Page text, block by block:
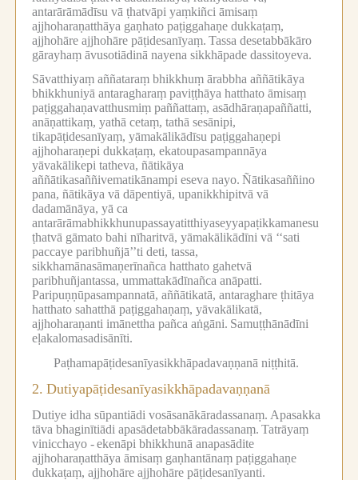
antarārāmādīsu vā ṭhatvāpi yaṃkiñci āmisaṃ
ajjhoharaṇatthāya gaṇhato paṭiggahaṇe dukkaṭaṃ,
ajjhohāre ajjhohāre pāṭidesanīyaṃ. Tassa desetabbākāro
gārayhaṃ āvusotiādinā nayena sikkhāpade dassitoyeva.
Sāvatthiyaṃ aññataraṃ bhikkhuṃ ārabbha aññātikāya
bhikkhuniyā antaragharaṃ paviṭṭhāya hatthato āmisaṃ
paṭiggahaṇavatthusmiṃ paññattaṃ, asādhāraṇapaññatti,
anāṇattikaṃ, yathā cetaṃ, tathā sesānipi,
tikapāṭidesanīyaṃ, yāmakālikādīsu paṭiggahaṇepi
ajjhoharaṇepi dukkaṭaṃ, ekatoupasampannāya
yāvakālikepi tatheva, ñātikāya
aññātikasaññivematikānampi eseva nayo. Ñātikasaññino
pana, ñātikāya vā dāpentiyā, upanikkhipitvā vā
dadamānāya, yā ca
antarārāmabhikkhunupassayatitthiyaseyyapaṭikkamanesu
ṭhatvā gāmato bahi nīharitvā, yāmakālikādīni vā ‘‘sati
paccaye paribhuñjā’’ti deti, tassa,
sikkhamānasāmaṇerīnañca hatthato gahetvā
paribhuñjantassa, ummattakādīnañca anāpatti.
Paripuṇṇūpasampannatā, aññātikatā, antaraghare ṭhitāya
hatthato sahatthā paṭiggahaṇaṃ, yāvakālikatā,
ajjhoharaṇanti imānettha pañca aṅgāni. Samuṭṭhānādīni
eḷakalomasadisānīti.
Paṭhamapāṭidesanīyasikkhāpadavaṇṇanā niṭṭhitā.
2. Dutiyapāṭidesanīyasikkhāpadavaṇṇanā
Dutiye idha sūpantiādi vosāsanākāradassanaṃ. Apasakka
tāva bhaginītiādi apasādetabbākāradassanaṃ. Tatrāyaṃ
vinicchayo -ekenāpi bhikkhunā anapasādite
ajjhoharaṇatthāya āmisaṃ gaṇhantānaṃ paṭiggahaṇe
dukkaṭaṃ, ajjhohāre ajjhohāre pāṭidesanīyanti.